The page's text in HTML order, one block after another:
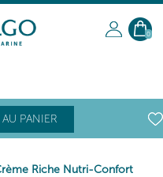
FR
0
PANIER
Riche Nutri-Confort